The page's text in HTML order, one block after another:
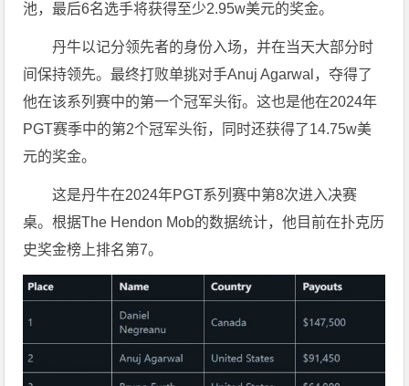
池，最后6名选手将获得至少2.95w美元的奖金。
丹牛以记分领先者的身份入场，并在当天大部分时
间保持领先。最终打败单挑对手Anuj Agarwal，夺得了
他在该系列赛中的第一个冠军头衔。这也是他在2024年
PGT赛季中的第2个冠军头衔，同时还获得了14.75w美
元的奖金。
这是丹牛在2024年PGT系列赛中第8次进入决赛
桌。根据The Hendon Mob的数据统计，他目前在扑克历
史奖金榜上排名第7。